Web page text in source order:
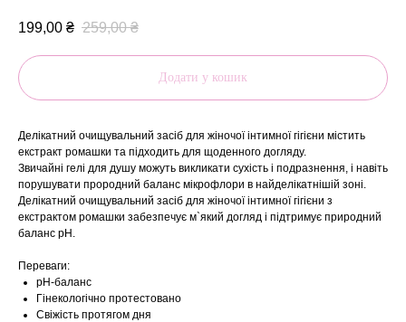
199,00 ₴ 259,00 ₴
Додати у кошик
Делікатний очищувальний засіб для жіночої інтимної гігієни містить
екстракт ромашки та підходить для щоденного догляду.
Звичайні гелі для душу можуть викликати сухість і подразнення, і навіть
порушувати прородний баланс мікрофлори в найделікатнішій зоні.
Делікатний очищувальний засіб для жіночої інтимної гігієни з
екстрактом ромашки забезпечує м`який догляд і підтримує природний
баланс рН.
Переваги:
рН-баланс
Гінекологічно протестовано
Свіжість протягом дня